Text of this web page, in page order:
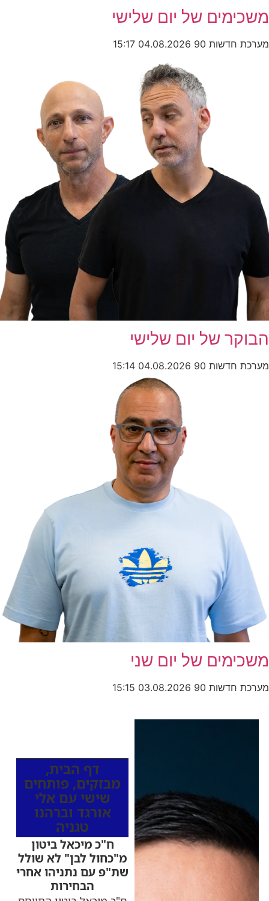
של יום שלישי
חדשות 90 04.08.2026
15:17
של יום שלישי
חדשות 90 04.08.2026
15:14
של יום שני
חדשות 90 03.08.2026
15:15
דף הבית,
מבזקים,פותחים
שישי עם אלי
אורגד וברהנו
טגניה
ח"כ מיכאל ביטון
מ"כחול לבן" לא שולל
שת"פ עם נתניהו אחרי
הבחירות